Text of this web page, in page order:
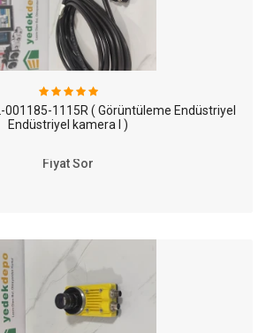
001185-1115R ( Görüntüleme Endüstriyel
Endüstriyel kamera I )
Fiyat Sor